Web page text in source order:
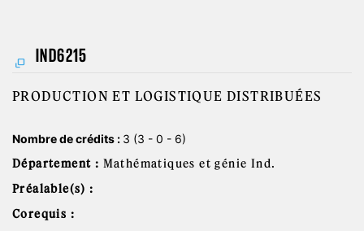
IND6215
PRODUCTION ET LOGISTIQUE DISTRIBUÉES
Nombre de crédits : 3 (3 - 0 - 6)
Département : Mathématiques et génie Ind.
Préalable(s) :
Corequis :